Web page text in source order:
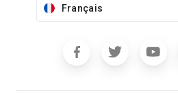
Français